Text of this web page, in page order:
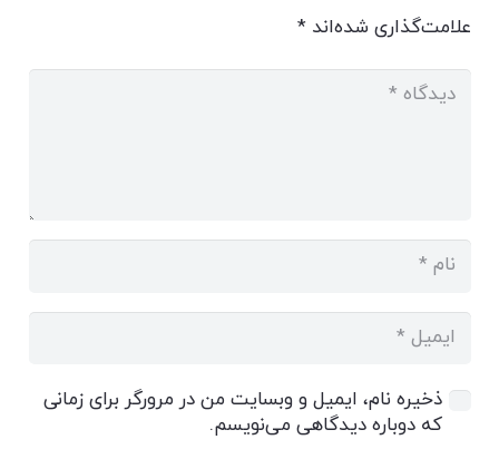
علامت‌گذاری شده‌اند*
ذخیره نام، ایمیل و وبسایت من در مرورگر برای زمانی
که دوباره دیدگاهی می‌نویسم.